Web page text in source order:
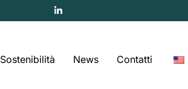
Sostenibilità News Contatti